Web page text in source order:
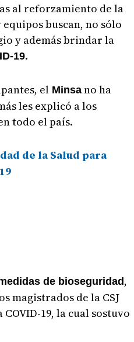
al reforzamiento de la
buscan, no sólo
y además brindar la
19.
el Minsano ha
les explicó a los
todo el país.
de la Salud para
de bioseguridad,
magistrados de la CSJ
19, la cual sostuvo